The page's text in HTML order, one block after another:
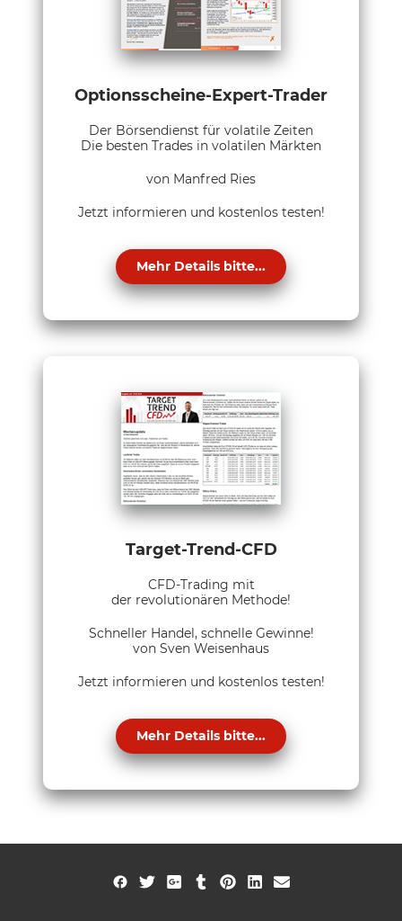
Optionsscheine-Expert-Trader
Der Börsendienst für volatile Zeiten
Die besten Trades in volatilen Märkten
von Manfred Ries
Jetzt informieren und kostenlos testen!
Mehr Details bitte...
Target-Trend-CFD
CFD-Trading mit
der revolutionären Methode!
Schneller Handel, schnelle Gewinne!
von Sven Weisenhaus
Jetzt informieren und kostenlos testen!
Mehr Details bitte...